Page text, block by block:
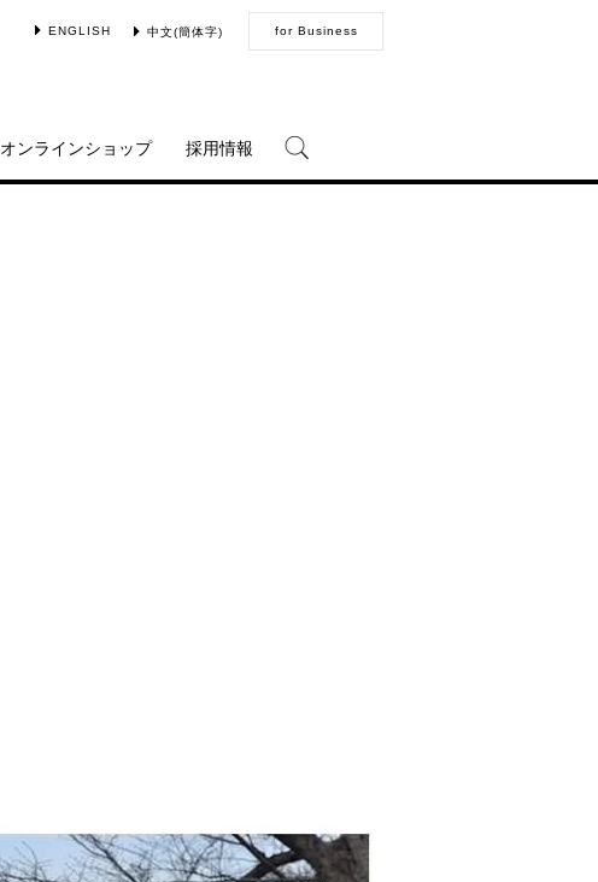
ENGLISH 中文(簡体字) for Business
オンラインショップ 採用情報